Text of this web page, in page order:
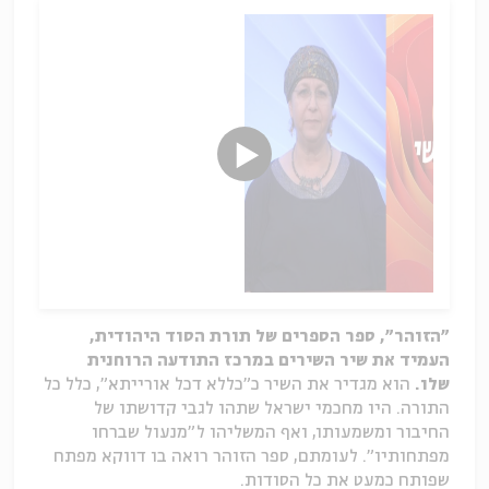
"הזוהר", ספר הספרים של תורת הסוד היהודית,
העמיד את שיר השירים במרכז התודעה הרוחנית
שלו. הוא מגדיר את השיר כ"כללא דכל אורייתא", כלל כל
התורה. היו מחכמי ישראל שתהו לגבי קדושתו של
החיבור ומשמעותו, ואף המשליהו ל"מנעול שברחו
מפתחותיו". לעומתם, ספר הזוהר רואה בו דווקא מפתח
שפותח כמעט את כל הסודות.